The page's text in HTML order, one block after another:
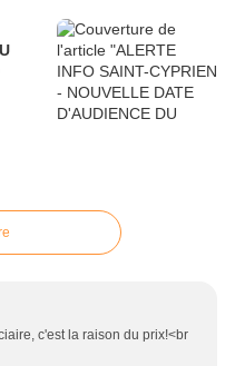
c'est la raison du prix!<br